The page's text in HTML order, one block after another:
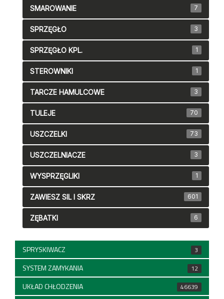
SMAROWANIE 7
SPRZĘGŁO 3
SPRZĘGŁO KPL. 1
STEROWNIKI 1
TARCZE HAMULCOWE 3
TULEJE 70
USZCZELKI 73
USZCZELNIACZE 3
WYSPRZĘGLIKI 1
ZAWIESZ SIL I SKRZ 601
ZĘBATKI 6
SPRYSKIWACZ 3
SYSTEM ZAMYKANIA 12
UKŁAD CHŁODZENIA 46639